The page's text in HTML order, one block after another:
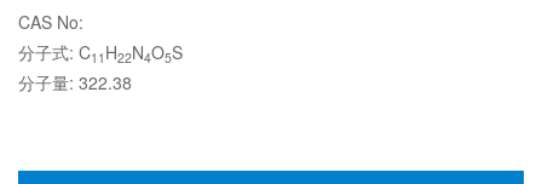
CAS No:
分子式: C11 H22N4O5S
分子量: 322.38